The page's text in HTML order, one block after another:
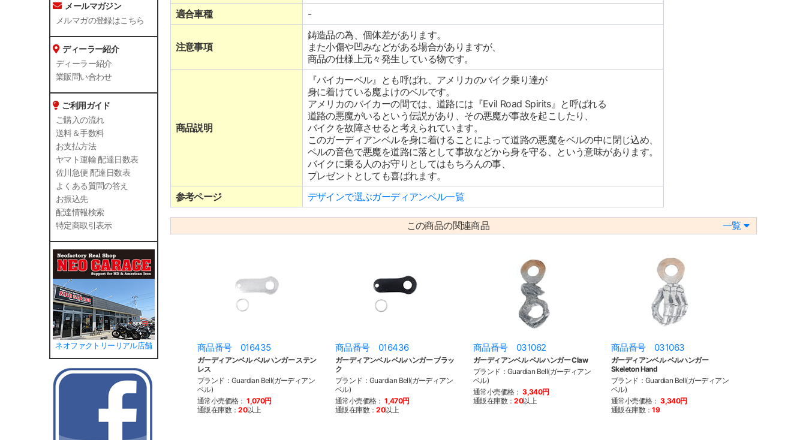
メールマガジン
メルマガの登録はこちら
ディーラー紹介
ディーラー紹介
業販問い合わせ
ご利用ガイド
ご購入の流れ
送料＆手数料
お支払方法
ヤマト運輸 配達日数表
佐川急便 配達日数表
よくある質問の答え
お振込先
配達情報検索
特定商取引表示
ネオファクトリーリアル店舗
適合車種
-
注意事項
鋳造品の為、個体差があります。
また小傷や凹みなどがある場合がありますが、
商品の仕様上元々発生している物です。
商品説明
『バイカーベル』とも呼ばれ、アメリカのバイク乗り達が
身に着けている魔よけのベルです。
アメリカのバイカーの間では、道路には『Evil Road Spirits』と呼ばれる
道路の悪魔がいるという伝説があり、その悪魔が事故を起こしたり、
バイクを故障させると考えられています。
このガーディアンベルを身に着けることによって道路の悪魔をベルの中に閉じ込め、
ベルの音色で悪魔を道路に落として事故などから身を守る、という意味があります。
バイクに乗る人のお守りとしてはもちろんの事、
プレゼントとしても喜ばれます。
参考ページ
デザインで選ぶガーディアンベル一覧
この商品の関連商品 一覧
商品番号 016435
ガーディアンベル ベルハンガー ステン
レス
ブランド：Guardian Bell(ガーディアン
ベル)
通常小売価格： 1,070円
通販在庫数：20以上
商品番号 016436
ガーディアンベル ベルハンガー ブラッ
ク
ブランド：Guardian Bell(ガーディアン
ベル)
通常小売価格： 1,470円
通販在庫数：20以上
商品番号 031062
ガーディアンベル ベルハンガー Claw
ブランド：Guardian Bell(ガーディアン
ベル)
通常小売価格： 3,340円
通販在庫数：20以上
商品番号 031063
ガーディアンベル ベルハンガー
Skeleton Hand
ブランド：Guardian Bell(ガーディアン
ベル)
通常小売価格： 3,340円
通販在庫数：19